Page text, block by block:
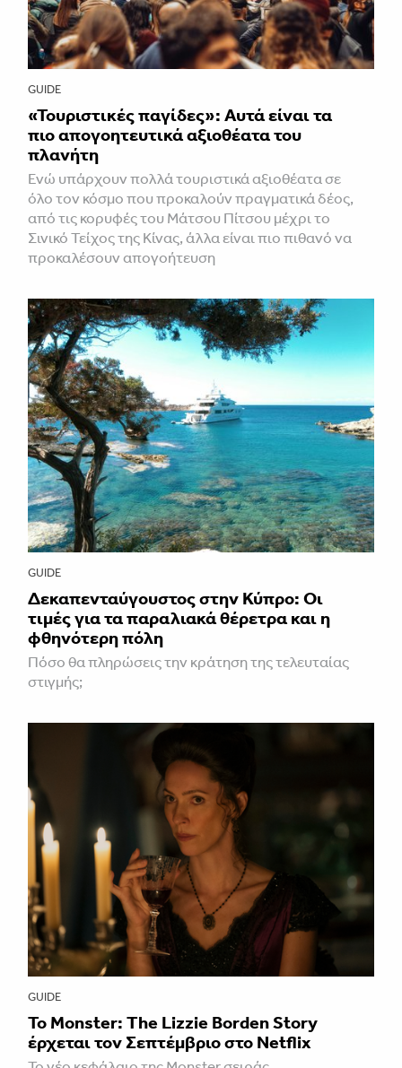
GUIDE
«Τουριστικές παγίδες»: Αυτά είναι τα
πιο απογοητευτικά αξιοθέατα του
πλανήτη
Ενώ υπάρχουν πολλά τουριστικά αξιοθέατα σε
όλο τον κόσμο που προκαλούν πραγματικά δέος,
από τις κορυφές του Μάτσου Πίτσου μέχρι το
Σινικό Τείχος της Κίνας, άλλα είναι πιο πιθανό να
προκαλέσουν απογοήτευση
GUIDE
Δεκαπενταύγουστος στην Κύπρο: Οι
τιμές για τα παραλιακά θέρετρα και η
φθηνότερη πόλη
Πόσο θα πληρώσεις την κράτηση της τελευταίας
στιγμής;
GUIDE
Το Monster: The Lizzie Borden Story
έρχεται τον Σεπτέμβριο στο Netflix